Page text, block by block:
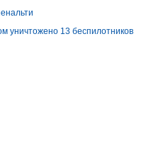
уничтожено 13 беспилотников